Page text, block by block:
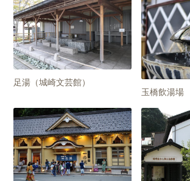
足湯（城崎文芸館）
玉橋飲湯場